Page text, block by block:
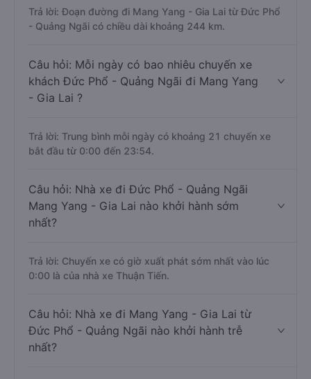
Trả lời: Đoạn đường đi Mang Yang - Gia Lai từ Đức Phổ
- Quảng Ngãi có chiều dài khoảng 244 km.
Câu hỏi: Mỗi ngày có bao nhiêu chuyến xe
khách Đức Phổ - Quảng Ngãi đi Mang Yang
- Gia Lai ?
Trả lời: Trung bình mỗi ngày có khoảng 21 chuyến xe
bắt đầu từ 0:00 đến 23:54.
Câu hỏi: Nhà xe đi Đức Phổ - Quảng Ngãi
Mang Yang - Gia Lai nào khởi hành sớm
nhất?
Trả lời: Chuyến xe có giờ xuất phát sớm nhất vào lúc
0:00 là của nhà xe Thuận Tiến.
Câu hỏi: Nhà xe đi Mang Yang - Gia Lai từ
Đức Phổ - Quảng Ngãi nào khởi hành trễ
nhất?